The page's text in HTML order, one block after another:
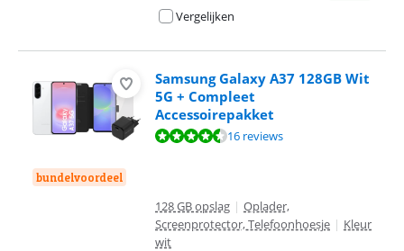
Vergelijken
bundelvoordeel
Samsung Galaxy A37 128GB Wit
5G + Compleet
Accessoirepakket
Beoordeling is 9,3 van de 10, gebaseerd op 16 reviews.
16 reviews
128 GB opslag | Oplader,
Screenprotector, Telefoonhoesje | Kleur
wit